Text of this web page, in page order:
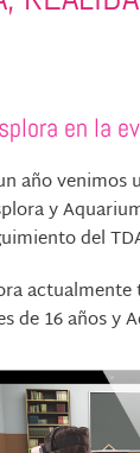
en la
año venimos
y
del
de 16 años y